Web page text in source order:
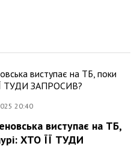
20:40
виступає на ТБ,
ХТО ЇЇ ТУДИ